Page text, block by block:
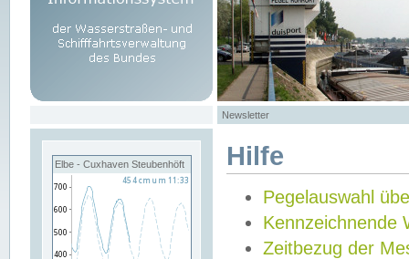
Newsletter
Elbe - Cuxhaven Steubenhöft Hilfe
Pegelauswahl
Kennzeichnende
Zeitbezug der